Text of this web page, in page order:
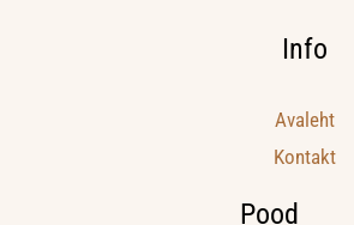
Info
Avaleht
Kontakt
Pood